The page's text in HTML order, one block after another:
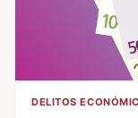
DELITOS